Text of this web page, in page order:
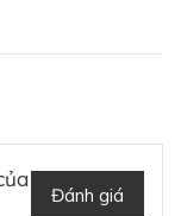
trọng nhất
nhiệm vụ bảo
Đánh giá